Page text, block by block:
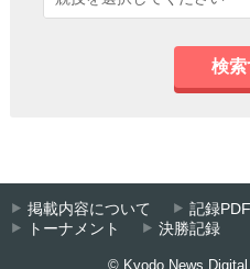
検索
掲載内容について 記録PDF
トーナメント
決勝記録
© Kyodo News